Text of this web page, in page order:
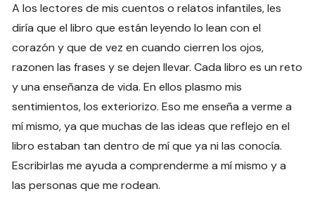
A los lectores de mis cuentos o relatos infantiles, les
diría que el libro que están leyendo lo lean con el
corazón y que de vez en cuando cierren los ojos,
razonen las frases y se dejen llevar. Cada libro es un reto
y una enseñanza de vida. En ellos plasmo mis
sentimientos, los exteriorizo. Eso me enseña a verme a
mí mismo, ya que muchas de las ideas que reflejo en el
libro estaban tan dentro de mí que ya ni las conocía.
Escribirlas me ayuda a comprenderme a mí mismo y a
las personas que me rodean.